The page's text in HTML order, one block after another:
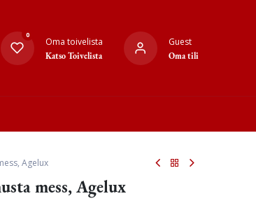
0
Oma toivelista
Katso Toivelista
Guest
Oma tili
Agelux
mess, Agelux